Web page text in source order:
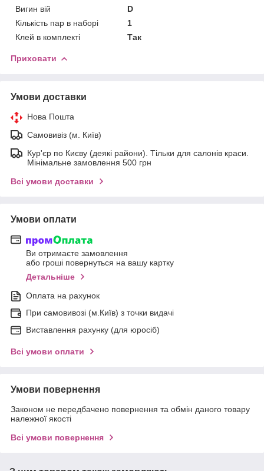
Вигин вій
D
Кількість пар в наборі
1
Клей в комплекті
Так
Приховати
Умови доставки
Нова Пошта
Самовивіз (м. Київ)
Кур'єр по Києву (деякі райони). Тільки для салонів краси.
Мінімальне замовлення 500 грн
Всі умови доставки
Умови оплати
Ви отримаєте замовлення
або гроші повернуться на вашу картку
Детальніше
Оплата на рахунок
При самовивозі (м.Київ) з точки видачі
Виставлення рахунку (для юросіб)
Всі умови оплати
Умови повернення
Законом не передбачено повернення та обмін даного товару
належної якості
Всі умови повернення